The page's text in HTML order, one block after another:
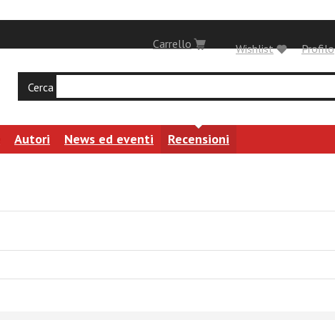
Carrello Profilo
Wishlist
Cerca
Autori News ed eventi Recensioni